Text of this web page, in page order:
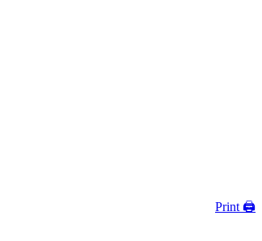
Print 🖨